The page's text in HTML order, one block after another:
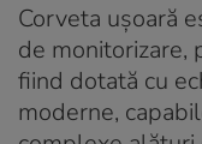
Corveta ușoară
de monitorizare,
fiind dotată cu
moderne,